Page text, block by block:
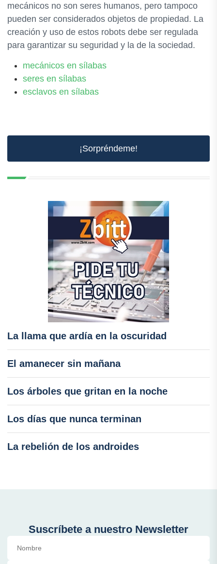
mecánicos no son seres humanos, pero tampoco
pueden ser considerados objetos de propiedad. La
creación y uso de estos robots debe ser regulada
para garantizar su seguridad y la de la sociedad.
mecánicos en sílabas
seres en sílabas
esclavos en sílabas
¡Sorpréndeme!
La llama que ardía en la oscuridad
El amanecer sin mañana
Los árboles que gritan en la noche
Los días que nunca terminan
La rebelión de los androides
Suscríbete a nuestro Newsletter